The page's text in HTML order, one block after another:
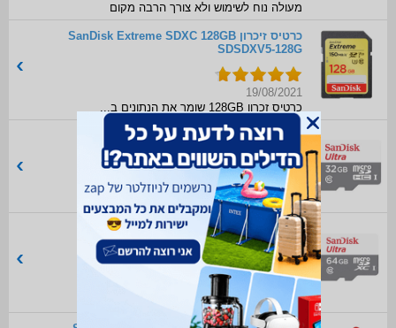
מעולה נוח לשימוש ולא צורך הרבה מקום
כרטיס זיכרון SanDisk Extreme SDXC 128GB
SDSDXV5-128G
19/08/2021
כרטיס זכרון 128GB שומר את הנתונים ב...
כרטיס זיכרון SanDisk SDSQUNB-032G
13/08/2020
קניתי כמה כאלה בכל מיני הזדמנויות ו...
כרטיס זיכרון SanDisk Ultra Micro SDHC
64GB SDSQUNS-064G
27/07/2020
כרטיס שעובד טוב לפי איך שהספקתי להש...